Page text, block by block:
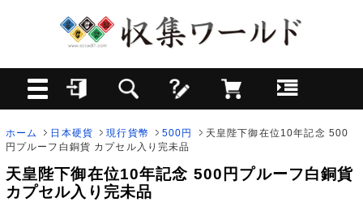
ホーム 日本硬貨 現行貨幣 500円
天皇陛下御在位10年記念 500
円プルーフ白銅貨 カプセル入り完未品
天皇陛下御在位10年記念 500円プルーフ白銅貨
カプセル入り完未品